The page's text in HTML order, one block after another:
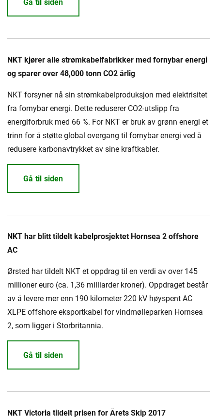
Gå til siden
NKT kjører alle strømkabelfabrikker med fornybar energi
og sparer over 48,000 tonn CO2 årlig
NKT forsyner nå sin strømkabelproduksjon med elektrisitet
fra fornybar energi. Dette reduserer CO2-utslipp fra
energiforbruk med 66 %. For NKT er bruk av grønn energi et
trinn for å støtte global overgang til fornybar energi ved å
redusere karbonavtrykket av sine kraftkabler.
Gå til siden
NKT har blitt tildelt kabelprosjektet Hornsea 2 offshore
AC
Ørsted har tildelt NKT et oppdrag til en verdi av over 145
millioner euro (ca. 1,36 milliarder kroner). Oppdraget består
av å levere mer enn 190 kilometer 220 kV høyspent AC
XLPE offshore eksportkabel for vindmølleparken Hornsea
2, som ligger i Storbritannia.
Gå til siden
NKT Victoria tildelt prisen for Årets Skip 2017